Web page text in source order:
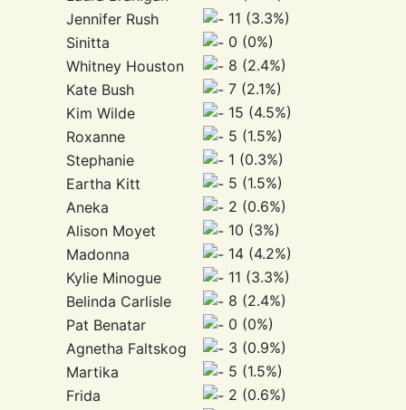
Jennifer Rush
11 (3.3%)
Sinitta
0 (0%)
Whitney Houston
8 (2.4%)
Kate Bush
7 (2.1%)
Kim Wilde
15 (4.5%)
Roxanne
5 (1.5%)
Stephanie
1 (0.3%)
Eartha Kitt
5 (1.5%)
Aneka
2 (0.6%)
Alison Moyet
10 (3%)
Madonna
14 (4.2%)
Kylie Minogue
11 (3.3%)
Belinda Carlisle
8 (2.4%)
Pat Benatar
0 (0%)
Agnetha Faltskog
3 (0.9%)
Martika
5 (1.5%)
Frida
2 (0.6%)